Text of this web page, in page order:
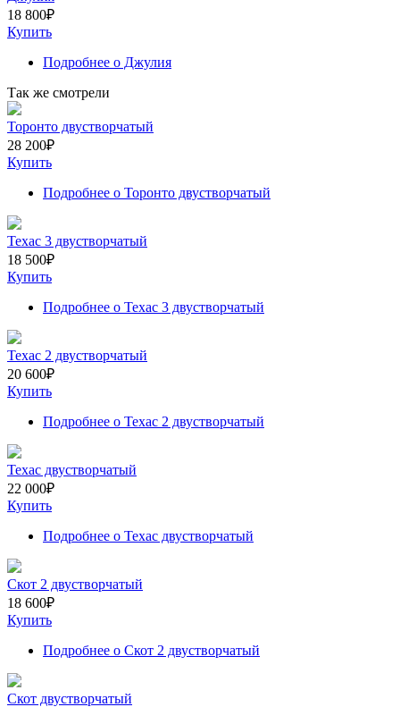
18 800₽
Купить
Подробнее о Джулия
Так же смотрели
Торонто двустворчатый
28 200₽
Купить
Подробнее о Торонто двустворчатый
Техас 3 двустворчатый
18 500₽
Купить
Подробнее о Техас 3 двустворчатый
Техас 2 двустворчатый
20 600₽
Купить
Подробнее о Техас 2 двустворчатый
Техас двустворчатый
22 000₽
Купить
Подробнее о Техас двустворчатый
Скот 2 двустворчатый
18 600₽
Купить
Подробнее о Скот 2 двустворчатый
Скот двустворчатый